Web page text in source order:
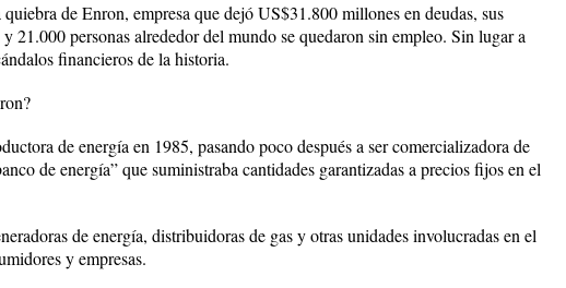
de Enron, empresa que dejó US$31.800 millones en deudas, sus
21.000 personas alrededor del mundo se quedaron sin empleo. Sin lugar a
financieros de la historia.
de energía en 1985, pasando poco después a ser comercializadora de
de energía” que suministraba cantidades garantizadas a precios fijos en el
de energía, distribuidoras de gas y otras unidades involucradas en el
y empresas.